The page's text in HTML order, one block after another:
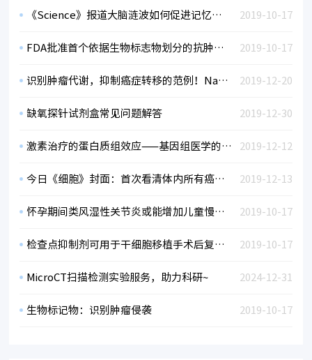
2019-10-17
《Science》报道大脑涟波如何促进记忆形成?
2019-10-17
FDA批准首个依据生物标志物划分的抗肿瘤疗法
2019-12-20
识别肿瘤代谢，抑制癌症转移的范例！Nature发现使癌细胞扩散的代谢特征
2019-12-30
缺氧探针试剂盒常见问题解答
2019-12-12
激素治疗的蛋白质组效应——基因组医学的新研究
2019-12-13
今日《细胞》封面：首次看清体内所有癌症转移！
2019-10-17
怀孕期间类风湿性关节炎或能增加儿童慢性疾病风险！
2019-10-17
检查点抑制剂可用于干细胞移植手术后复发性血液癌症的辅助治疗
2024-12-31
MicroCT扫描检测实验服务，助力科研~
2019-10-17
生物标记物：识别肿瘤侵袭